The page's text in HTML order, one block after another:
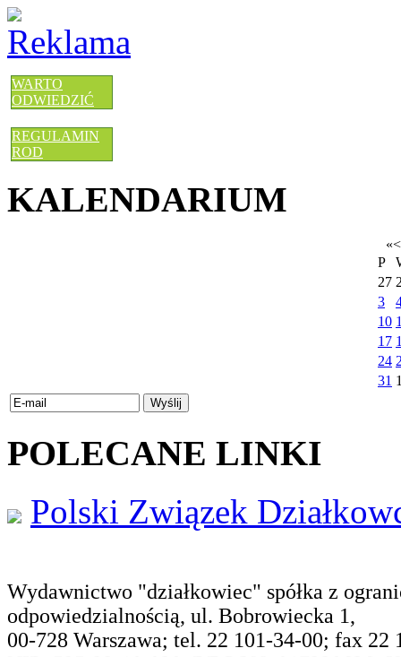
WARTO
ODWIEDZIĆ
REGULAMIN
ROD
KALENDARIUM
«<
P
27
3
10
17
24
31
POLECANE LINKI
Polski Związek
Wydawnictwo "działkowiec" spółka z
odpowiedzialnością, ul. Bobrowiecka 1,
00-728 Warszawa; tel. 22 101-34-00; fax 22